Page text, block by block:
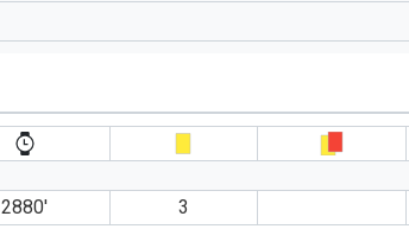
2880′ 3